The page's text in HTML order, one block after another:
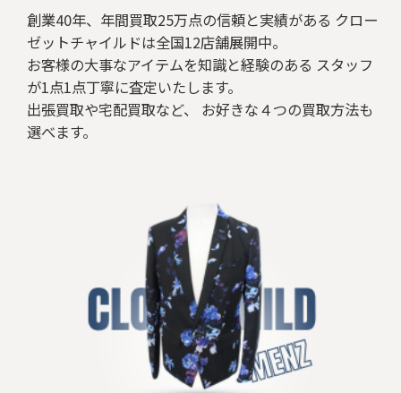
ジャケット/アウター
シューズ
バッグ
ベルト/小物
ネックレス/ペンダント
創業40年、年間買取25万点の信頼と実績がある クロー
ゼットチャイルドは全国12店舗展開中。
お客様の大事なアイテムを知識と経験のある スタッフ
が1点1点丁寧に査定いたします。
出張買取や宅配買取など、 お好きな４つの買取方法も
選べます。